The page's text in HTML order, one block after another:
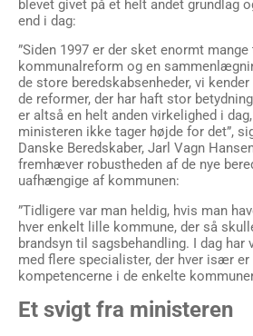
blevet givet på et helt andet grundlag
end i dag:
”Siden 1997 er der sket enormt
kommunalreform og en
de store beredskabsenheder, vi
de reformer, der har haft stor
er altså en helt anden virkelighed i
ministeren ikke tager højde for det”,
Danske Beredskaber, Jarl Vagn
fremhæver robustheden af de nye
uafhængige af kommunen:
”Tidligere var man heldig, hvis man
hver enkelt lille kommune, der så
brandsyn til sagsbehandling. I dag har
med flere specialister, der hver især
kompetencerne i de enkelte
Et svigt fra ministeren